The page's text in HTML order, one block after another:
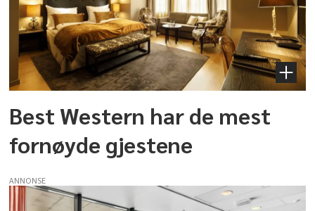
Best Western har de mest
fornøyde gjestene
ANNONSE